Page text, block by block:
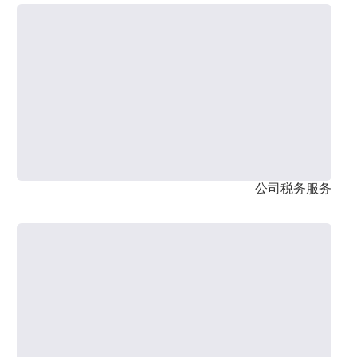
公司税务服务